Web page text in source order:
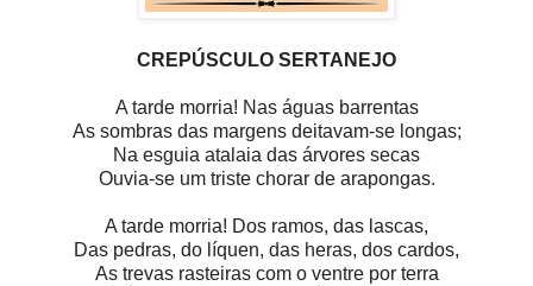
CREPÚSCULO SERTANEJO
A tarde morria! Nas águas barrentas
As sombras das margens deitavam-se longas;
Na esguia atalaia das árvores secas
Ouvia-se um triste chorar de arapongas.
A tarde morria! Dos ramos, das lascas,
Das pedras, do líquen, das heras, dos cardos,
As trevas rasteiras com o ventre por terra